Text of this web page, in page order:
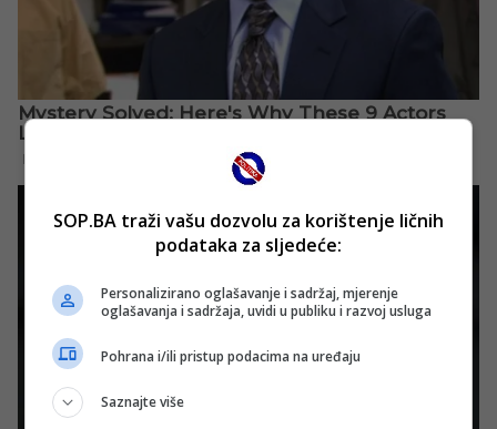
SOP.BA traži vašu dozvolu za korištenje ličnih
podataka za sljedeće:
Personalizirano oglašavanje i sadržaj, mjerenje
oglašavanja i sadržaja, uvidi u publiku i razvoj usluga
Pohrana i/ili pristup podacima na uređaju
Saznajte više